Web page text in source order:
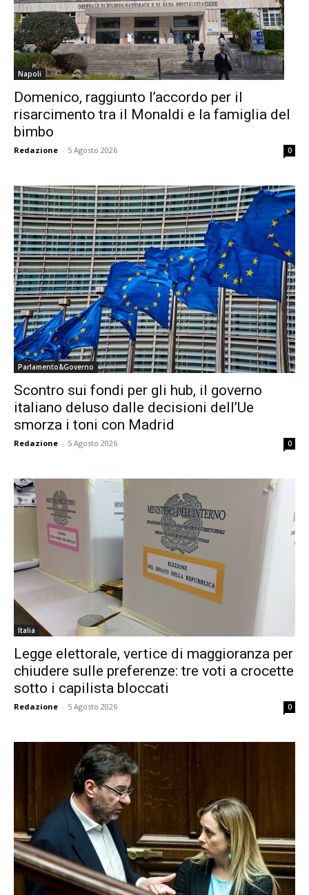
Napoli
Domenico, raggiunto l’accordo per il
risarcimento tra il Monaldi e la famiglia del
bimbo
Redazione - 5 Agosto 2026 0
Parlamento&Governo
Scontro sui fondi per gli hub, il governo
italiano deluso dalle decisioni dell’Ue
smorza i toni con Madrid
Redazione - 5 Agosto 2026 0
Italia
Legge elettorale, vertice di maggioranza per
chiudere sulle preferenze: tre voti a crocette
sotto i capilista bloccati
Redazione - 5 Agosto 2026 0